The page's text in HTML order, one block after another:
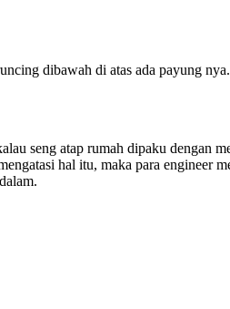
dibawah di atas ada payung
seng atap rumah dipaku dengan
hal itu, maka para engineer